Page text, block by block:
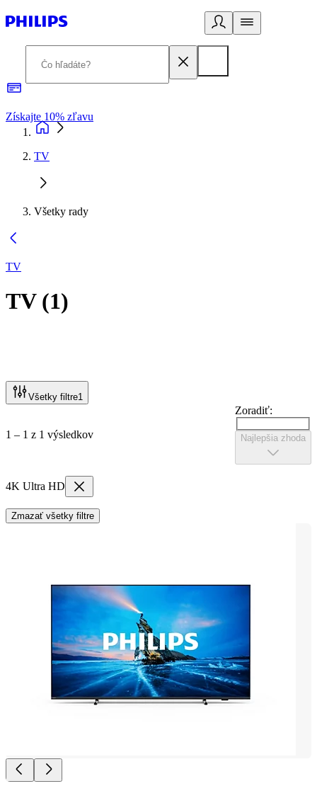
Získajte 10% zľavu
TV
Všetky rady
TV
TV(1)
Všetky filtre1
1 – 1 z 1 výsledkov
Zoradiť:
Najlepšia zhoda
4K Ultra HD
Zmazať všetky filtre